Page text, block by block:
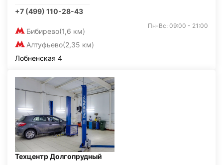
+7 (499) 110-28-43
Бибирево(1,6 км)
Алтуфьево(2,35 км)
Пн-Вс: 09:00 - 21:00
Лобненская 4
Техцентр Долгопрудный